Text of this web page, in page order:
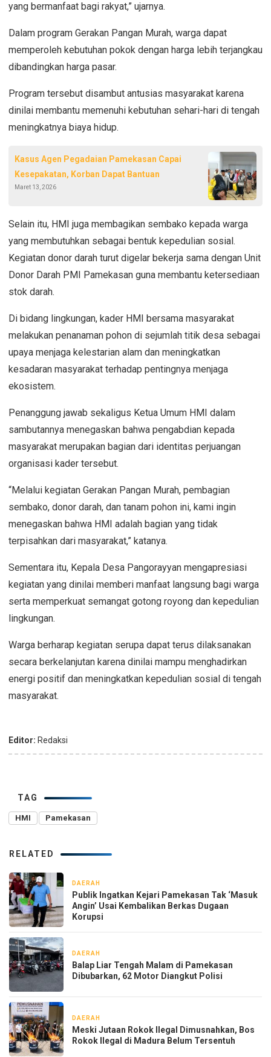
yang bermanfaat bagi rakyat,” ujarnya.
Dalam program Gerakan Pangan Murah, warga dapat
memperoleh kebutuhan pokok dengan harga lebih terjangkau
dibandingkan harga pasar.
Program tersebut disambut antusias masyarakat karena
dinilai membantu memenuhi kebutuhan sehari-hari di tengah
meningkatnya biaya hidup.
Kasus Agen Pegadaian Pamekasan Capai
Kesepakatan, Korban Dapat Bantuan
Maret 13, 2026
Selain itu, HMI juga membagikan sembako kepada warga
yang membutuhkan sebagai bentuk kepedulian sosial.
Kegiatan donor darah turut digelar bekerja sama dengan Unit
Donor Darah PMI Pamekasan guna membantu ketersediaan
stok darah.
Di bidang lingkungan, kader HMI bersama masyarakat
melakukan penanaman pohon di sejumlah titik desa sebagai
upaya menjaga kelestarian alam dan meningkatkan
kesadaran masyarakat terhadap pentingnya menjaga
ekosistem.
Penanggung jawab sekaligus Ketua Umum HMI dalam
sambutannya menegaskan bahwa pengabdian kepada
masyarakat merupakan bagian dari identitas perjuangan
organisasi kader tersebut.
“Melalui kegiatan Gerakan Pangan Murah, pembagian
sembako, donor darah, dan tanam pohon ini, kami ingin
menegaskan bahwa HMI adalah bagian yang tidak
terpisahkan dari masyarakat,” katanya.
Sementara itu, Kepala Desa Pangorayyan mengapresiasi
kegiatan yang dinilai memberi manfaat langsung bagi warga
serta memperkuat semangat gotong royong dan kepedulian
lingkungan.
Warga berharap kegiatan serupa dapat terus dilaksanakan
secara berkelanjutan karena dinilai mampu menghadirkan
energi positif dan meningkatkan kepedulian sosial di tengah
masyarakat.
Editor: Redaksi
TAG
HMI Pamekasan
RELATED
DAERAH
Publik Ingatkan Kejari Pamekasan Tak ‘Masuk
Angin’ Usai Kembalikan Berkas Dugaan
Korupsi
DAERAH
Balap Liar Tengah Malam di Pamekasan
Dibubarkan, 62 Motor Diangkut Polisi
DAERAH
Meski Jutaan Rokok Ilegal Dimusnahkan, Bos
Rokok Ilegal di Madura Belum Tersentuh